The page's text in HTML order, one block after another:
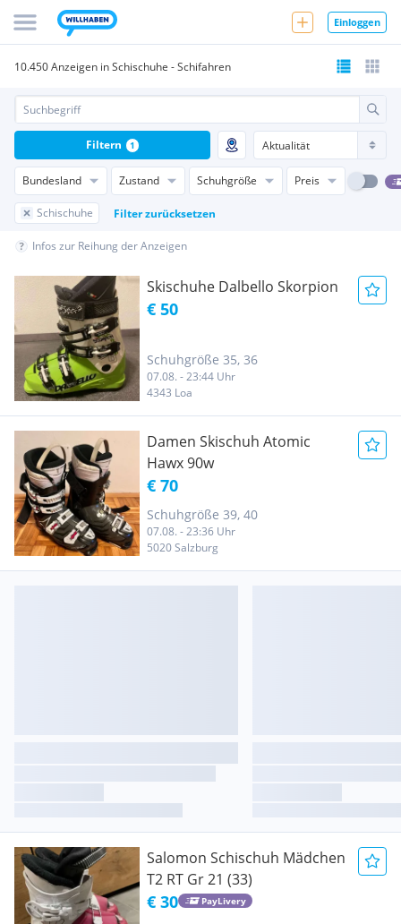
Einloggen
10.450 Anzeigen in Schischuhe - Schifahren
Bundesland Zustand Schuhgröße Preis
Schischuhe Filter zurücksetzen
Filtern 1
Infos zur Reihung der Anzeigen
Skischuhe Dalbello Skorpion
€ 50
Schuhgröße 35, 36
07.08. - 23:44 Uhr
4343 Loa
Damen Skischuh Atomic
Hawx 90w
€ 70
Schuhgröße 39, 40
07.08. - 23:36 Uhr
5020 Salzburg
Salomon Schischuh Mädchen
T2 RT Gr 21 (33)
€ 30 PayLivery